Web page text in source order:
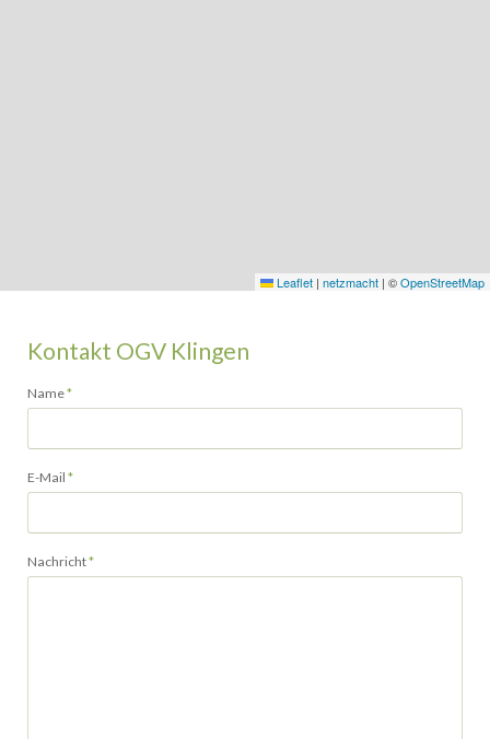
Leaflet | netzmacht | ©OpenStreetMap
Kontakt OGV Klingen
Pflichtfeld
Name*
Pflichtfeld
E-Mail *
Pflichtfeld
Nachricht*